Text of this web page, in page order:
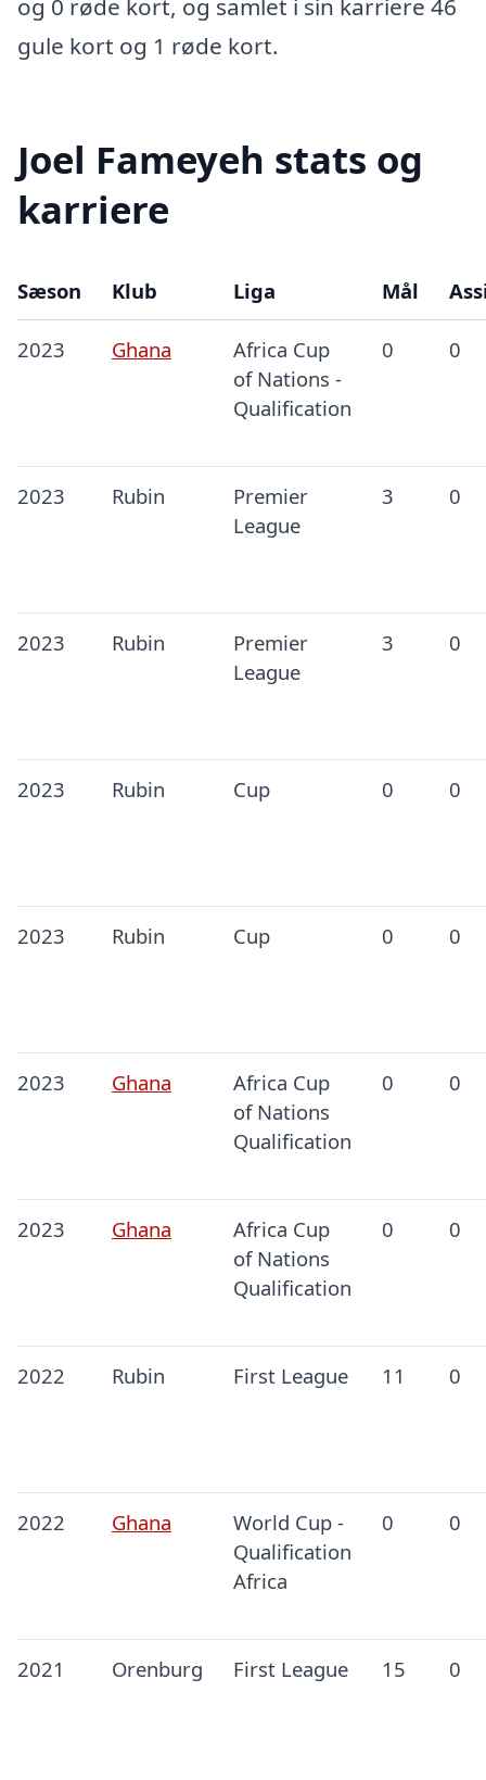
og 0 røde kort, og samlet i sin karriere 46
gule kort og 1 røde kort.
Joel Fameyeh stats og
karriere
Sæson Klub Liga Mål
2023 Ghana
Africa Cup
of Nations -
Qualification
0 0
2023 Rubin
Premier
League
3 0
2023 Rubin
Premier
League
3 0
2023 Rubin Cup 0 0
2023 Rubin Cup 0 0
2023 Ghana
Africa Cup
of Nations
Qualification
0 0
2023 Ghana
Africa Cup
of Nations
Qualification
0 0
2022 Rubin First League 11 0
2022 Ghana
World Cup -
Qualification
Africa
0 0
2021 Orenburg First League 15 0